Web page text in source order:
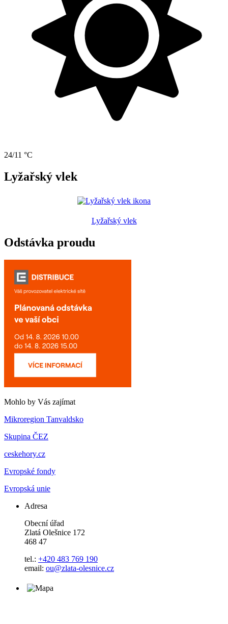
24/11 °C
Lyžařský vlek
Lyžařský vlek
Odstávka proudu
Mohlo by Vás zajímat
Mikroregion Tanvaldsko
Skupina ČEZ
ceskehory.cz
Evropské fondy
Evropská unie
Adresa
Obecní úřad
Zlatá Olešnice 172
468 47
tel.: +420 483 769 190
email: ou@zlata-olesnice.cz